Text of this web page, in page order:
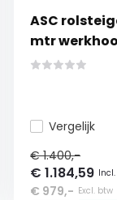
ASC
mtr
Vergelijk
€ 1.400,-
€ 1.184,59
€ 979,- Excl. btw